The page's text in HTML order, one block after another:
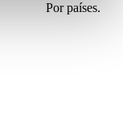
Por países.